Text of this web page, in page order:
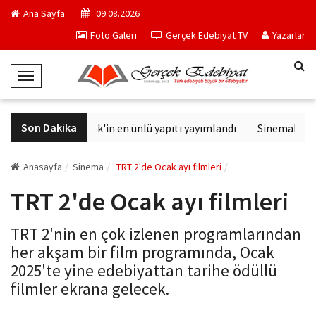
Ana Sayfa
09.08.2026
Foto Galeri
Gerçek Edebiyat TV Yazarlar
T
o
g
g
e
a
i
g
a
t
Son Dakika
Philip K. Dick'in en ünlü yapıtı yayımlandı
Anasayfa Sinema TRT 2'de Ocak ayı filmleri
TRT 2'de Ocak ayı filmleri
TRT 2'nin en çok izlenen programlarından
her akşam bir film programında, Ocak
2025'te yine edebiyattan tarihe ödüllü
filmler ekrana gelecek.